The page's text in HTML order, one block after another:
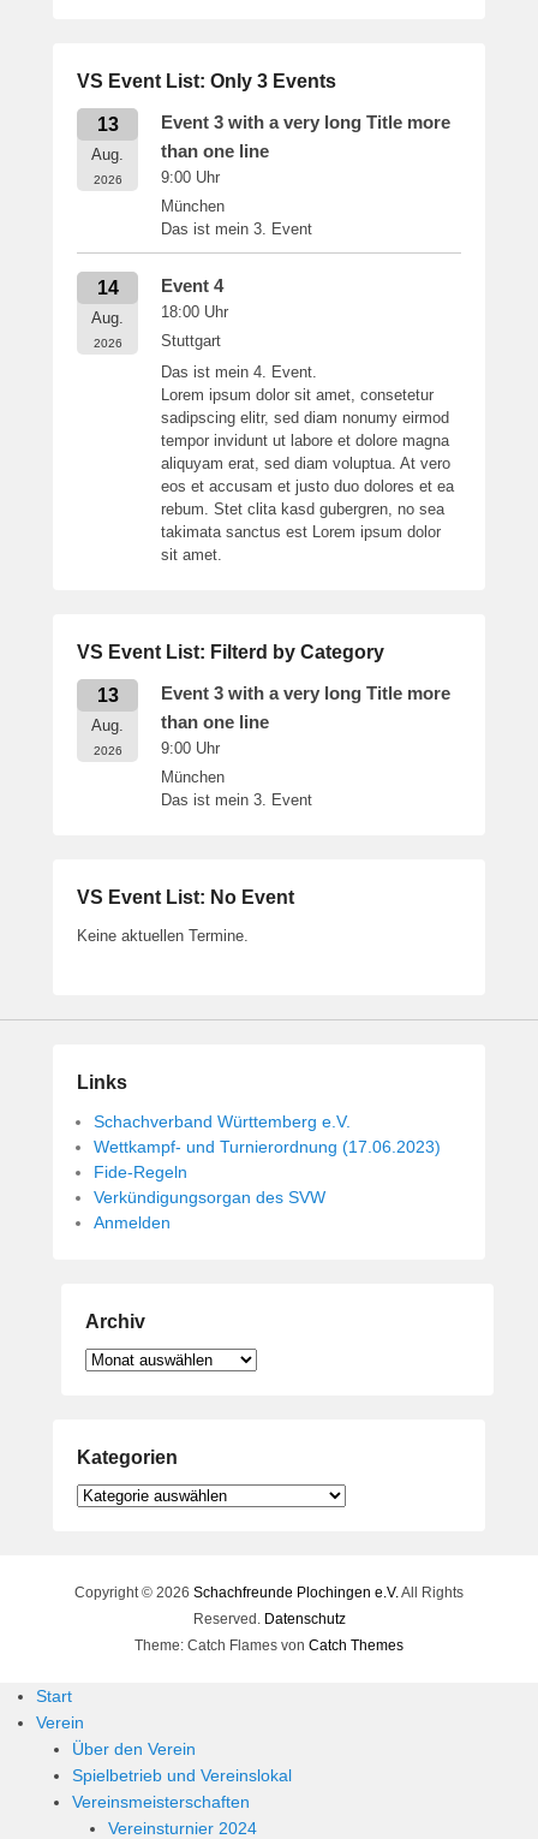
VS Event List: Only 3 Events
13
Aug.
2026
Event 3 with a very long Title more
than one line
9:00 Uhr
München
Das ist mein 3. Event
14
Aug.
2026
Event 4
18:00 Uhr
Stuttgart
Das ist mein 4. Event.
Lorem ipsum dolor sit amet, consetetur
sadipscing elitr, sed diam nonumy eirmod
tempor invidunt ut labore et dolore magna
aliquyam erat, sed diam voluptua. At vero
eos et accusam et justo duo dolores et ea
rebum. Stet clita kasd gubergren, no sea
takimata sanctus est Lorem ipsum dolor
sit amet.
VS Event List: Filterd by Category
13
Aug.
2026
Event 3 with a very long Title more
than one line
9:00 Uhr
München
Das ist mein 3. Event
VS Event List: No Event
Keine aktuellen Termine.
Links
Schachverband Württemberg e.V.
Wettkampf- und Turnierordnung (17.06.2023)
Fide-Regeln
Verkündigungsorgan des SVW
Anmelden
Archiv
Archiv
Kategorien
Kategorien
Copyright © 2026 Schachfreunde Plochingen e.V. All Rights
Reserved. Datenschutz
Theme: Catch Flames von Catch Themes
Start
Verein
Über den Verein
Spielbetrieb und Vereinslokal
Vereinsmeisterschaften
Vereinsturnier 2024